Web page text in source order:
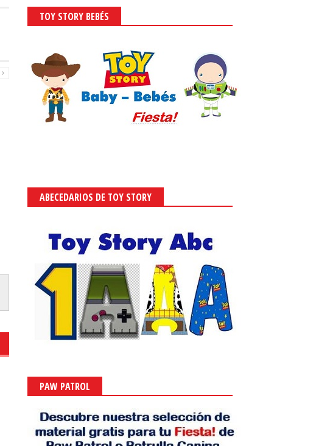
Lilo y Stitch Live Action:
Descargar Gratis.
Sept 23, 2025 - Ivette González
Lilo y Stitch Live Action: Caja con
Gratis.
Sept 21, 2025 - Ivette González
TOY STORY BEBÉS
ABECEDARIOS DE TOY STORY
PAW PATROL